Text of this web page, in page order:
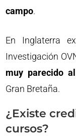
campo.
En Inglaterra
Investigación
muy parecido
Gran Bretaña.
¿Existe
cursos?